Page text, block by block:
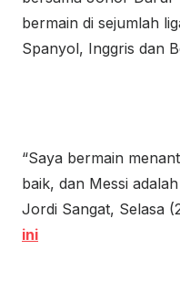
bermain di sejumlah
Spanyol, Inggris dan
“Saya bermain
baik, dan Messi
Jordi Sangat, Selasa
ini